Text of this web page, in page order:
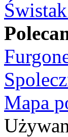
Mapa